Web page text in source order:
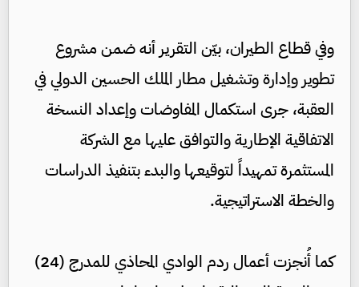
وفي قطاع الطيران، بيّن التقرير أنه ضمن مشروع
تطوير وإدارة وتشغيل مطار الملك الحسين الدولي في
العقبة، جرى استكمال المفاوضات وإعداد النسخة
الاتفاقية الإطارية والتوافق عليها مع الشركة
المستثمرة تمهيداً لتوقيعها والبدء بتنفيذ الدراسات
والخطة الاستراتيجية.
كما أُنجزت أعمال ردم الوادي المحاذي للمدرج (24)